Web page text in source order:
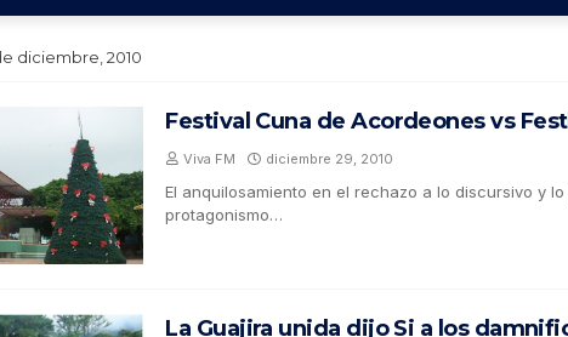
diciembre, 2010
Festival Cuna de Acordeones vs
Viva FM diciembre 29, 2010
El anquilosamiento en el rechazo a lo discursivo y
protagonismo…
La Guajira unida dijo Si a los